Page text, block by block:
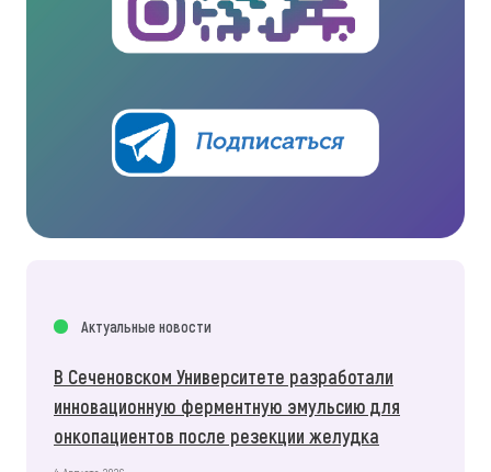
Актуальные новости
В Сеченовском Университете разработали
инновационную ферментную эмульсию для
онкопациентов после резекции желудка